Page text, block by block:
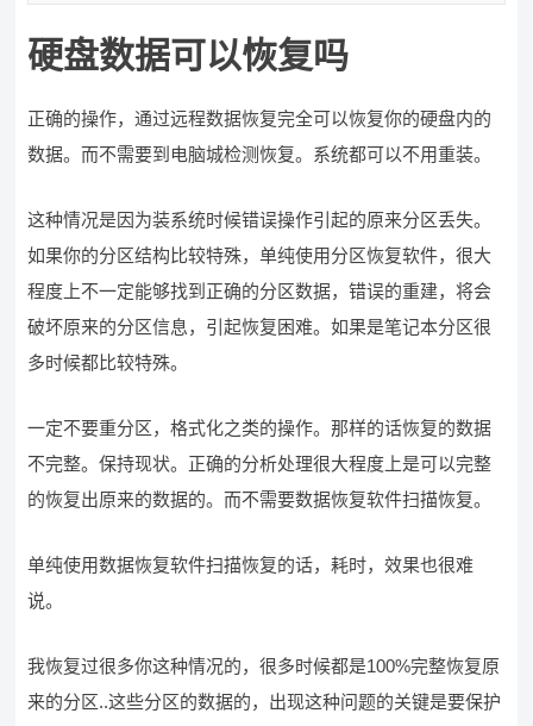
硬盘数据可以恢复吗
正确的操作，通过远程数据恢复完全可以恢复你的硬盘内的
数据。而不需要到电脑城检测恢复。系统都可以不用重装。
这种情况是因为装系统时候错误操作引起的原来分区丢失。
如果你的分区结构比较特殊，单纯使用分区恢复软件，很大
程度上不一定能够找到正确的分区数据，错误的重建，将会
破坏原来的分区信息，引起恢复困难。如果是笔记本分区很
多时候都比较特殊。
一定不要重分区，格式化之类的操作。那样的话恢复的数据
不完整。保持现状。正确的分析处理很大程度上是可以完整
的恢复出原来的数据的。而不需要数据恢复软件扫描恢复。
单纯使用数据恢复软件扫描恢复的话，耗时，效果也很难
说。
我恢复过很多你这种情况的，很多时候都是100%完整恢复原
来的分区..这些分区的数据的，出现这种问题的关键是要保护